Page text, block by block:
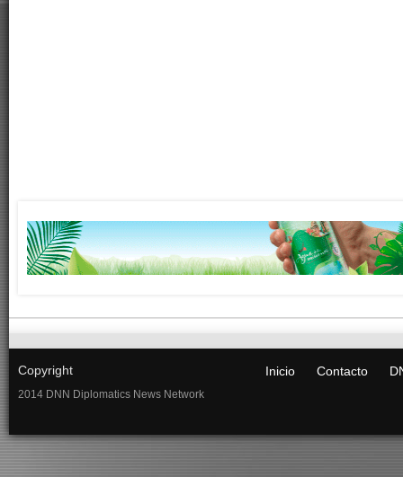
Copyright
2014 DNN Diplomatics News Network
Inicio Contacto